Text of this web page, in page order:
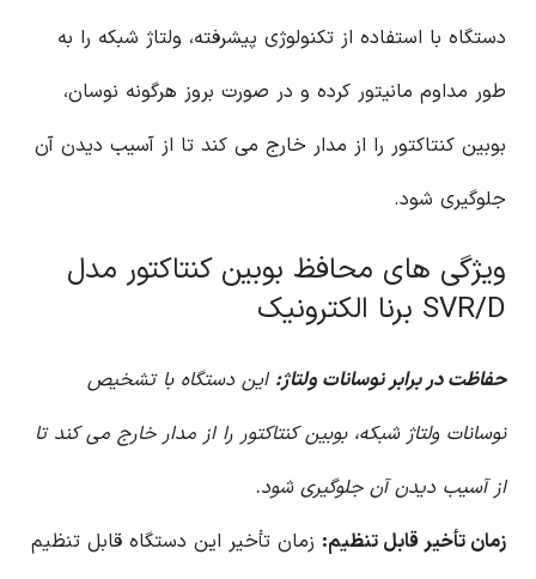
دستگاه با استفاده از تکنولوژی پیشرفته، ولتاژ شبکه را به
طور مداوم مانیتور کرده و در صورت بروز هرگونه نوسان،
بوبین کنتاکتور را از مدار خارج می کند تا از آسیب دیدن آن
جلوگیری شود.
ویژگی های محافظ بوبین کنتاکتور مدل
SVR/D برنا الکترونیک
حفاظت در برابر نوسانات ولتاژ: این دستگاه با تشخیص
نوسانات ولتاژ شبکه، بوبین کنتاکتور را از مدار خارج می کند تا
از آسیب دیدن آن جلوگیری شود.
زمان تأخیر قابل تنظیم: زمان تأخیر این دستگاه قابل تنظیم